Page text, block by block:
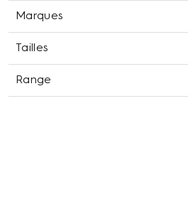
Marques
Tailles
Range